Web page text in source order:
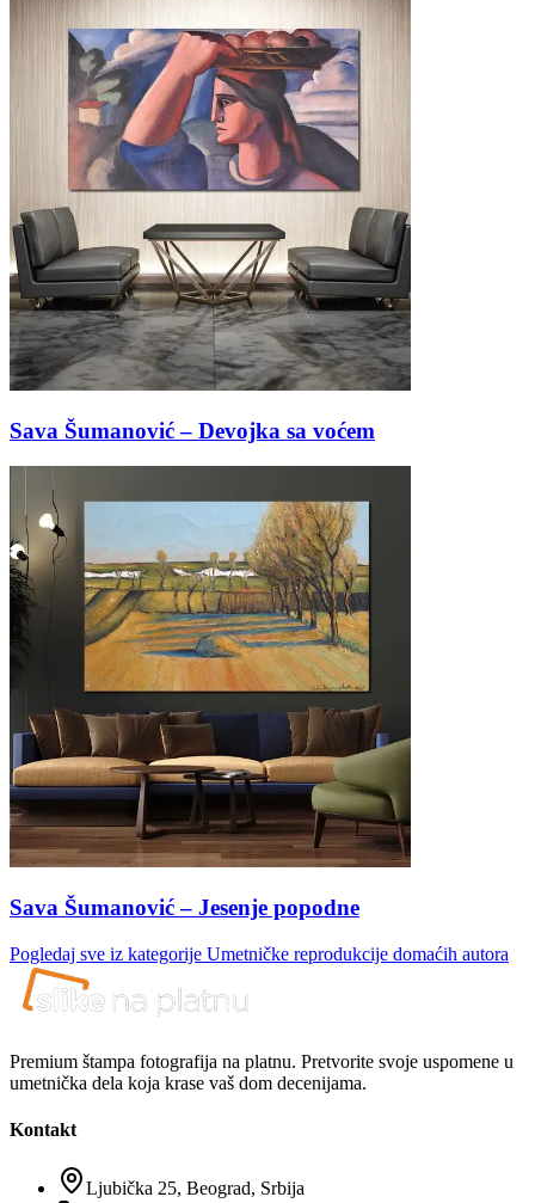
Sava Šumanović – Devojka sa voćem
Sava Šumanović – Jesenje popodne
Pogledaj sve iz kategorije Umetničke reprodukcije domaćih autora
Premium štampa fotografija na platnu. Pretvorite svoje uspomene u
umetnička dela koja krase vaš dom decenijama.
Kontakt
Ljubička 25, Beograd, Srbija